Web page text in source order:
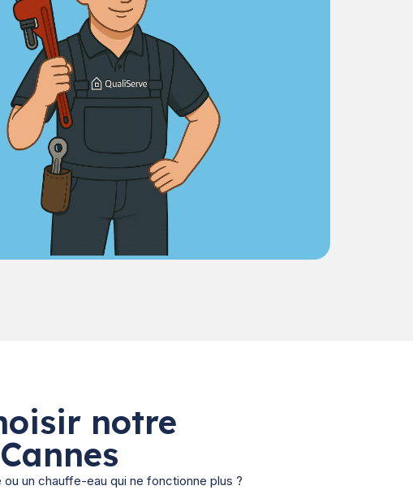
notre
ou un chauffe-eau qui ne fonctionne plus ?